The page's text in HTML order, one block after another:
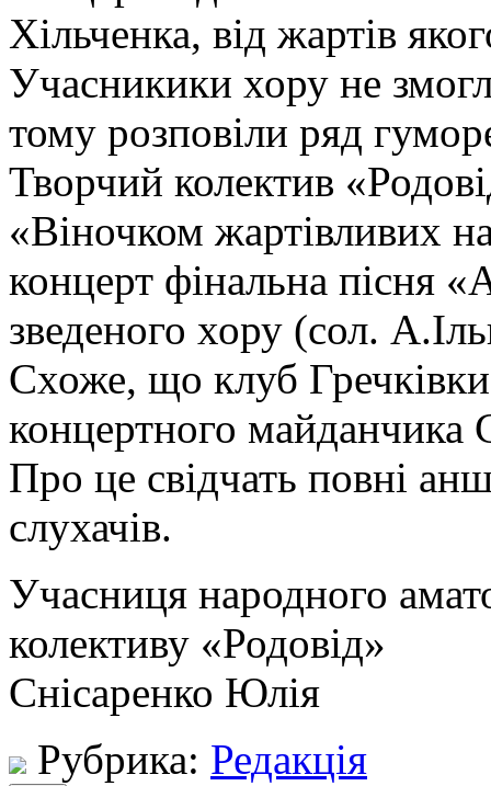
Хільченка, від жартів
Учасникики хору не
тому розповіли ряд
Творчий колектив
«Віночком жартівливих
концерт фінальна пісня
зведеного хору (сол.
Схоже, що клуб
концертного майданчика
Про це свідчать повні
слухачів.
Учасниця народного
колективу «Родовід»
Снісаренко Юлія
Рубрика: Редакція